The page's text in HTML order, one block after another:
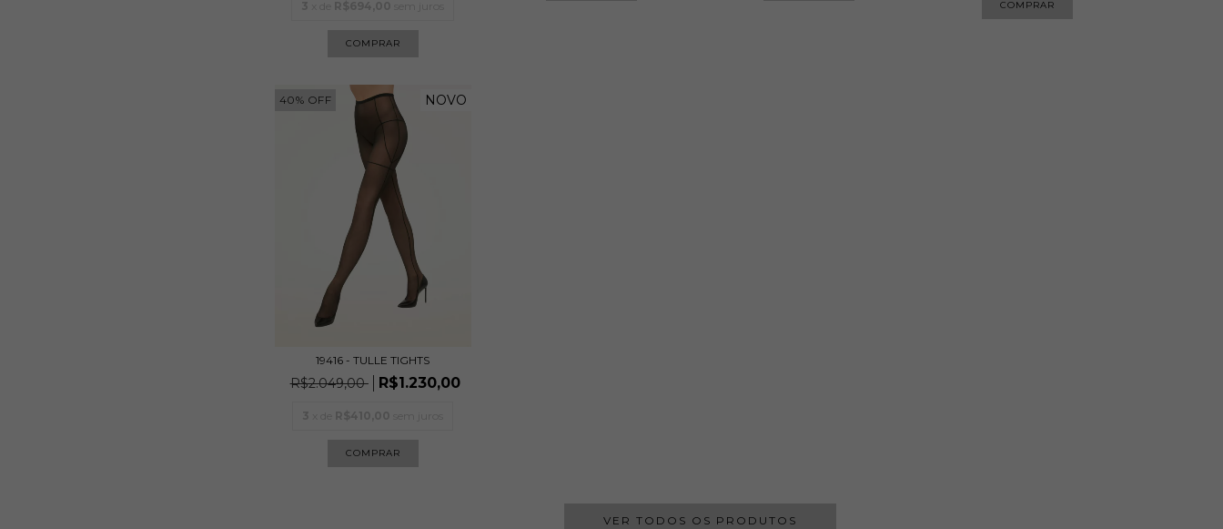
COMPRAR
COMPRAR
40% OFF NOVO
19416 - TULLE TIGHTS
R$2.049,00 R$1.230,00
COMPRAR
VER TODOS OS PRODUTOS